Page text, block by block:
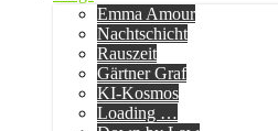
Emma Amour
Nachtschicht
Rauszeit
Gärtner Graf
KI-Kosmos
Loading …